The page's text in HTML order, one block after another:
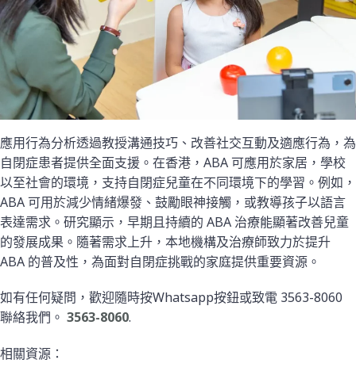
應用行為分析透過教授溝通技巧、改善社交互動及適應行為，為
自閉症患者提供全面支援。在香港，ABA 可應用於家居，學校
以至社會的環境，支持自閉症兒童在不同環境下的學習。例如，
ABA 可用於減少情緒爆發、鼓勵眼神接觸，或教導孩子以語言
表達需求。研究顯示，早期且持續的 ABA 治療能顯著改善兒童
的發展成果。隨著需求上升，本地機構及治療師致力於提升
ABA 的普及性，為面對自閉症挑戰的家庭提供重要資源。
如有任何疑問，歡迎隨時按Whatsapp按鈕或致電 3563-8060
聯絡我們。 3563-8060.
相關資源：